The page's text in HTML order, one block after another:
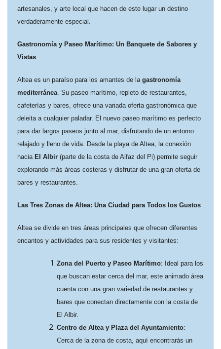
artesanales, y arte local que hacen de este lugar un destino
verdaderamente especial.
Gastronomía y Paseo Marítimo: Un Banquete de Sabores y
Vistas
Altea es un paraíso para los amantes de la gastronomía
mediterránea. Su paseo marítimo, repleto de restaurantes,
cafeterías y bares, ofrece una variada oferta gastronómica que
deleita a cualquier paladar. El nuevo paseo marítimo es perfecto
para dar largos paseos junto al mar, disfrutando de un entorno
relajado y lleno de vida. Desde la playa de Altea, la conexión
hacia El Albir (parte de la costa de Alfaz del Pi) permite seguir
explorando más áreas costeras y disfrutar de una gran oferta de
bares y restaurantes.
Las Tres Zonas de Altea: Una Ciudad para Todos los Gustos
Altea se divide en tres áreas principales que ofrecen diferentes
encantos y actividades para sus residentes y visitantes:
Zona del Puerto y Paseo Marítimo: Ideal para los
que buscan estar cerca del mar, este animado área
cuenta con una gran variedad de restaurantes y
bares que conectan directamente con la costa de
El Albir.
Centro de Altea y Plaza del Ayuntamiento:
Cerca de la zona de costa, aquí encontrarás un